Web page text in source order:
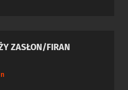
ZASŁON/FIRAN